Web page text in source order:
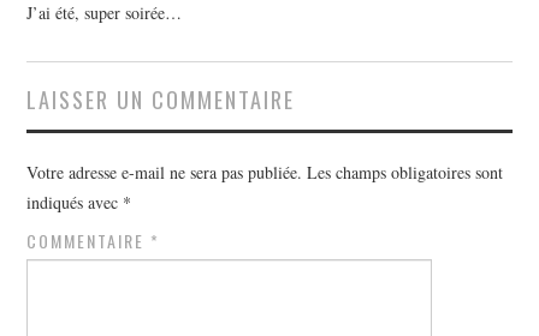
J’ai été, super soirée…
LAISSER UN COMMENTAIRE
Votre adresse e-mail ne sera pas publiée. Les champs obligatoires sont
indiqués avec *
COMMENTAIRE *